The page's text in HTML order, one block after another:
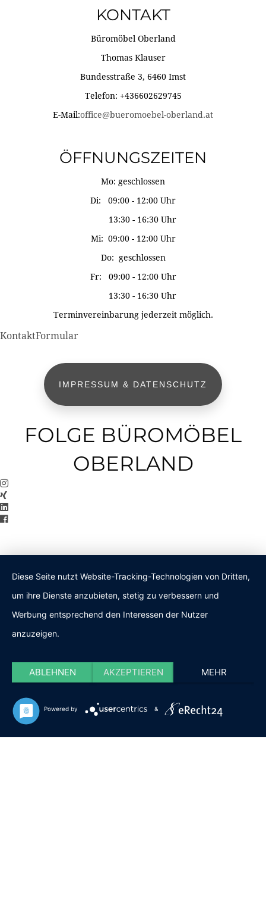
KONTAKT
Büromöbel Oberland
Thomas Klauser
Bundesstraße 3, 6460 Imst
Telefon: +436602629745
E-Mail:office@bueromoebel-oberland.at
ÖFFNUNGSZEITEN
Mo: geschlossen
Di: 09:00 - 12:00 Uhr
13:30 - 16:30 Uhr
Mi: 09:00 - 12:00 Uhr
Do: geschlossen
Fr: 09:00 - 12:00 Uhr
13:30 - 16:30 Uhr
Terminvereinbarung jederzeit möglich.
KontaktFormular
IMPRESSUM & DATENSCHUTZ
FOLGE BÜROMÖBEL
OBERLAND
Diese Seite nutzt Website-Tracking-Technologien von Dritten,
um ihre Dienste anzubieten, stetig zu verbessern und
Werbung entsprechend den Interessen der Nutzer
anzuzeigen.
ABLEHNEN AKZEPTIEREN MEHR
Powered by &